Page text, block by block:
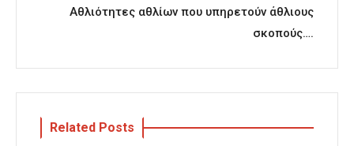
Αθλιότητες αθλίων που υπηρετούν άθλιους
σκοπούς….
Related Posts